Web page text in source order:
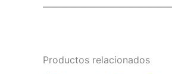
Productos relacionados